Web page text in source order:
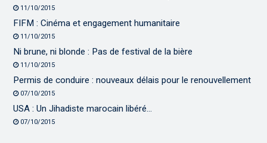
11/10/2015
FIFM : Cinéma et engagement humanitaire
11/10/2015
Ni brune, ni blonde : Pas de festival de la bière
11/10/2015
Permis de conduire : nouveaux délais pour le renouvellement
07/10/2015
USA : Un Jihadiste marocain libéré…
07/10/2015